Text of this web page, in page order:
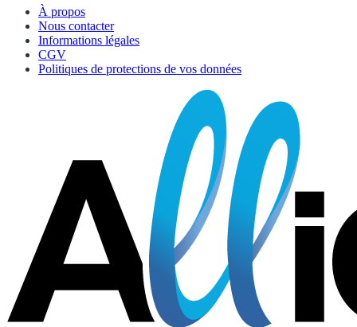
À propos
Nous contacter
Informations légales
CGV
Politiques de protections de vos données